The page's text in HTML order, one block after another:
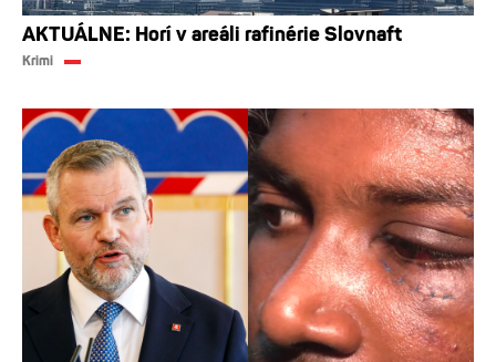
AKTUÁLNE: Horí v areáli rafinérie Slovnaft
Krimi